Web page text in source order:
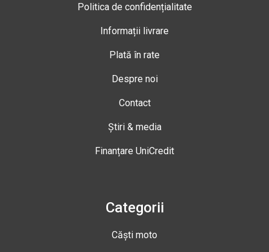
Politica de confidențialitate
Informații livrare
Plată în rate
Despre noi
Contact
Știri & media
Finanțare UniCredit
Categorii
Căști moto